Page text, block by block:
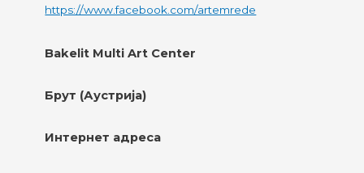
https://www.facebook.com/artemrede
Bakelit Multi Art Center
Брут (Аустрија)
Интернет адреса